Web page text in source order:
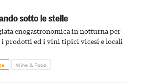
sotto le stelle
enogastronomica in notturna per
i prodotti ed i vini tipici vicesi e locali
Wine & Food